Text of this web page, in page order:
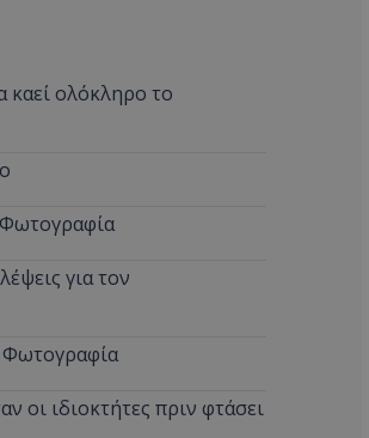
καεί ολόκληρο το
για τον
Φωτογραφία
ιδιοκτήτες πριν φτάσει